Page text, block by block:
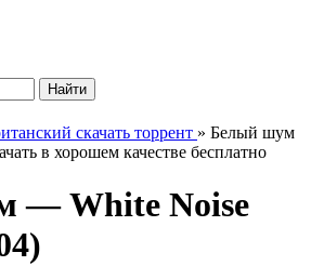
Найти
скачать торрент » Белый шум
в хорошем качестве бесплатно
—White Noise